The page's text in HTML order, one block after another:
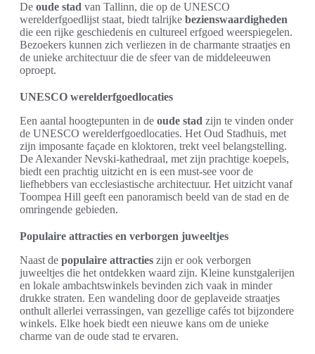
De oude stad van Tallinn, die op de UNESCO
werelderfgoedlijst staat, biedt talrijke bezienswaardigheden
die een rijke geschiedenis en cultureel erfgoed weerspiegelen.
Bezoekers kunnen zich verliezen in de charmante straatjes en
de unieke architectuur die de sfeer van de middeleeuwen
oproept.
UNESCO werelderfgoedlocaties
Een aantal hoogtepunten in de oude stad zijn te vinden onder
de UNESCO werelderfgoedlocaties. Het Oud Stadhuis, met
zijn imposante façade en kloktoren, trekt veel belangstelling.
De Alexander Nevski-kathedraal, met zijn prachtige koepels,
biedt een prachtig uitzicht en is een must-see voor de
liefhebbers van ecclesiastische architectuur. Het uitzicht vanaf
Toompea Hill geeft een panoramisch beeld van de stad en de
omringende gebieden.
Populaire attracties en verborgen juweeltjes
Naast de populaire attracties zijn er ook verborgen
juweeltjes die het ontdekken waard zijn. Kleine kunstgalerijen
en lokale ambachtswinkels bevinden zich vaak in minder
drukke straten. Een wandeling door de geplaveide straatjes
onthult allerlei verrassingen, van gezellige cafés tot bijzondere
winkels. Elke hoek biedt een nieuwe kans om de unieke
charme van de oude stad te ervaren.